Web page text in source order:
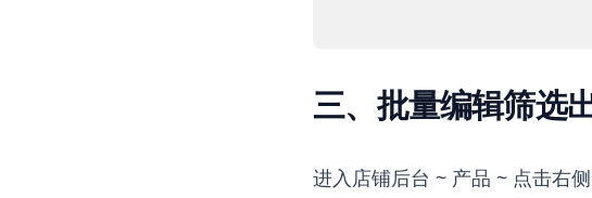
三、批量编辑筛选
进入店铺后台 ~ 产品 ~ 点击右